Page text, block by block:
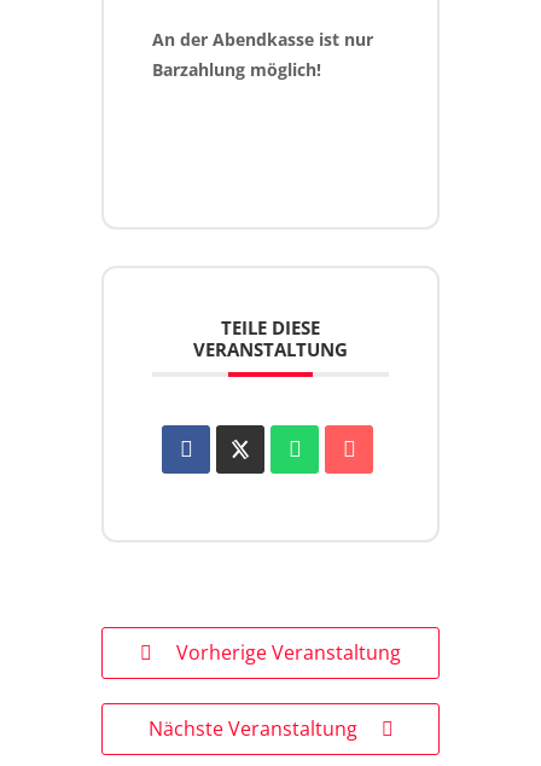
An der Abendkasse ist nur
Barzahlung möglich!
TEILE DIESE
VERANSTALTUNG
Vorherige Veranstaltung
Nächste Veranstaltung